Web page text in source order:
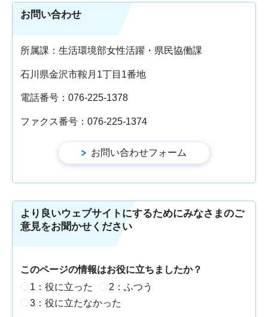
お問い合わせ
所属課：生活環境部女性活躍・県民協働課
石川県金沢市鞍月1丁目1番地
電話番号：076-225-1378
ファクス番号：076-225-1374
より良いウェブサイトにするためにみなさまのご
意見をお聞かせください
このページの情報はお役に立ちましたか？
1：役に立った
2：ふつう
3：役に立たなかった